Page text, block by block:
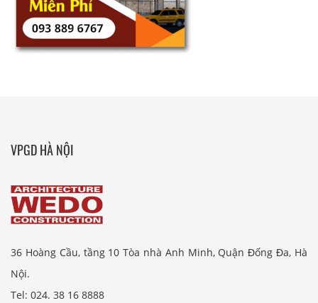
VPGD HÀ NỘI
36 Hoàng Cầu, tầng 10 Tòa nhà Anh Minh, Quận Đống Đa, Hà
Nội.
Tel: 024. 38 16 8888